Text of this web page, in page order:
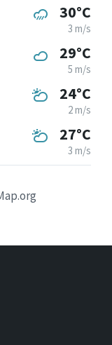
30°C
3 m/s
29°C
5 m/s
24°C
2 m/s
27°C
3 m/s